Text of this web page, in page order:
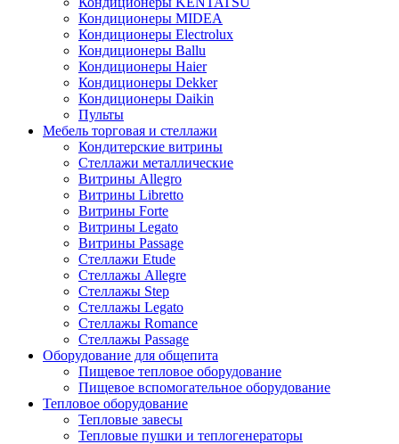
Кондиционеры MIDEA
Кондиционеры Electrolux
Кондиционеры Ballu
Кондиционеры Haier
Кондиционеры Dekker
Кондиционеры Daikin
Пульты
Мебель торговая и стеллажи
Кондитерские витрины
Стеллажи металлические
Витрины Allegro
Витрины Libretto
Витрины Forte
Витрины Legato
Витрины Passage
Стеллажи Etude
Стеллажы Allegre
Стеллажы Step
Стеллажы Legato
Стеллажы Romance
Стеллажы Passage
Оборудование для общепита
Пищевое тепловое оборудование
Пищевое вспомогательное оборудование
Тепловое оборудование
Тепловые завесы
Тепловые пушки и теплогенераторы